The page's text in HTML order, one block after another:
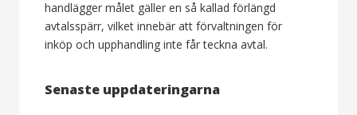
handlägger målet gäller en så kallad förlängd
avtalsspärr, vilket innebär att förvaltningen för
inköp och upphandling inte får teckna avtal.
Senaste uppdateringarna